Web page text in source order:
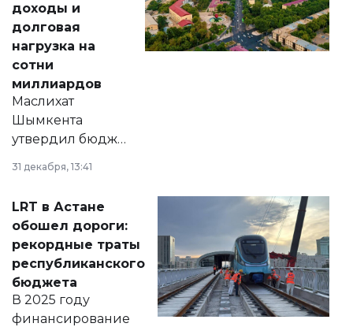
доходы и
долговая
нагрузка на
сотни
миллиардов
Маслихат
Шымкента
утвердил бюджет
города на 2026–
2028 годы.
документ
появился в базе
нормативных
правовых актов и
на сайте маслихат
города.
31 декабря, 13:41
LRT в Астане
обошел дороги:
рекордные траты
республиканского
бюджета
В 2025 году
финансирование